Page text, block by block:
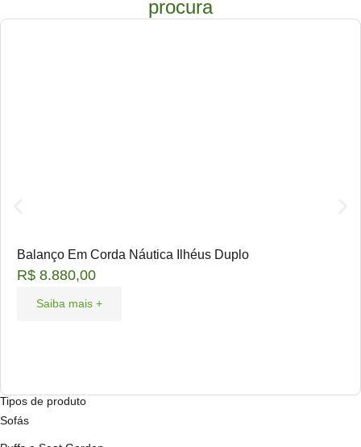
procura
Balanço Em Corda Náutica Ilhéus Duplo
R$ 8.880,00
Saiba mais +
Tipos de produto
Sofás